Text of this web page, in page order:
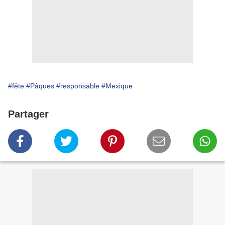
#fête #Pâques #responsable #Mexique
Partager